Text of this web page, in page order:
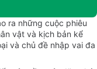
ra những cuộc phiêu
vật và kịch bản kể
và chủ đề nhập vai đa